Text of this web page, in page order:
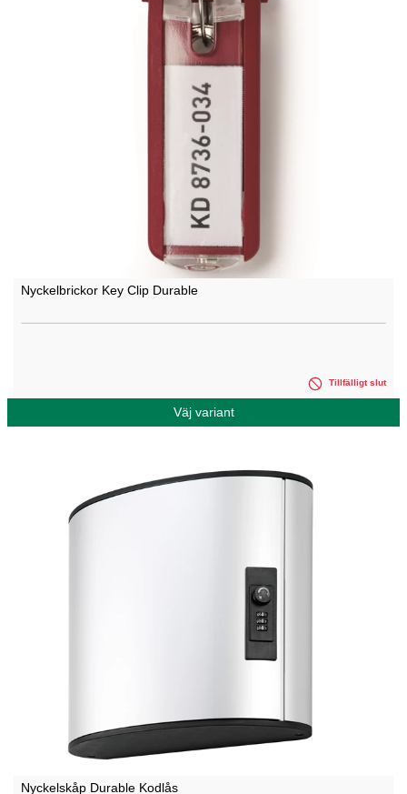
Nyckelbrickor Key Clip Durable
Tillfälligt slut
Väj variant
Nyckelskåp Durable Kodlås